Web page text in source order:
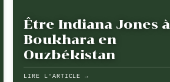
Être Indiana Jones à
Boukhara en
Ouzbékistan
LIRE L'ARTICLE →